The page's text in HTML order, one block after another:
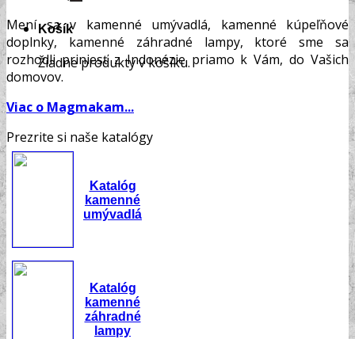
Košík
Žiadne produkty v košíku.
Mení sa v kamenné umývadlá, kamenné kúpeľňové
doplnky, kamenné záhradné lampy, ktoré sme sa
rozhodli priniesť z Indonézie priamo k Vám, do Vašich
domovov.
Viac o Magmakam...
Prezrite si naše katalógy
Katalóg
kamenné
umývadlá
Katalóg
kamenné
záhradné
lampy